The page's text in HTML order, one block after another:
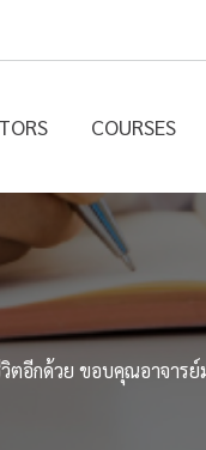
COURSES
อีกด้วย ขอบคุณอาจารย์